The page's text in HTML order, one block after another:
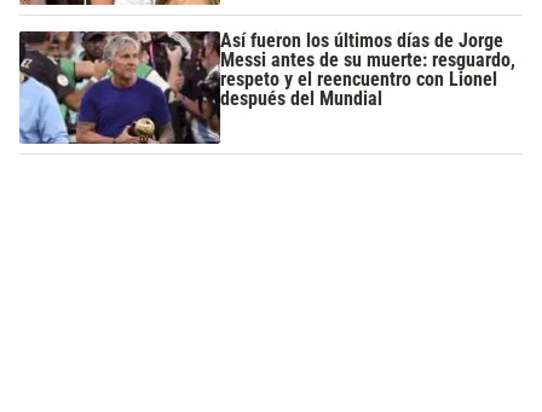
Así fueron los últimos días de Jorge
Messi antes de su muerte: resguardo,
respeto y el reencuentro con Lionel
después del Mundial